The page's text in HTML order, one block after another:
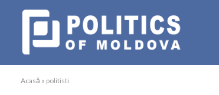
Acasă » politisti